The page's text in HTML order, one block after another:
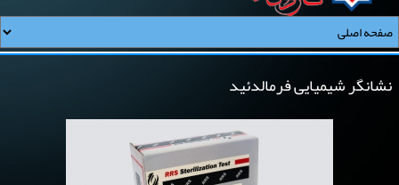
نشانگر شیمیایی فرمالدئید